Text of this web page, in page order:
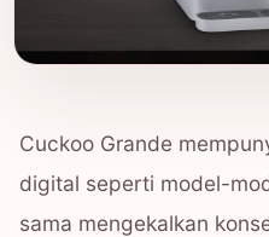
Cuckoo Grande
digital seperti model-
sama mengekalkan